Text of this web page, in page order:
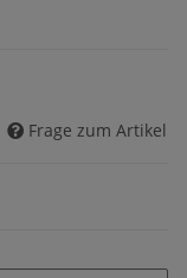
Frage zum Artikel